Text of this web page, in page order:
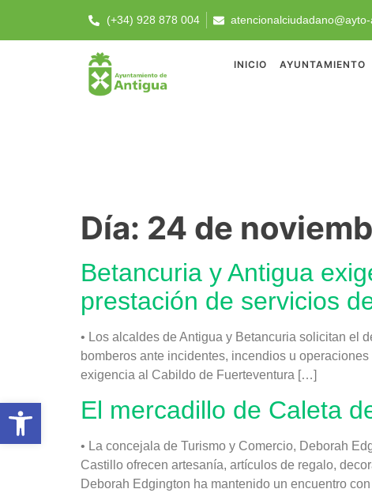
(+34) 928 878 004
INICIO AYUNTAMIENTO
Día: 24 de
Betancuria y Antigua
prestación de servicios
• Los alcaldes de Antigua y Betancuria solicitan el
bomberos ante incidentes, incendios u
exigencia al Cabildo de Fuerteventura […]
El mercadillo de Caleta
• La concejala de Turismo y Comercio, Deborah
Castillo ofrecen artesanía, artículos de regalo,
Deborah Edgington ha mantenido un encuentro
Abrir barra de herramientas